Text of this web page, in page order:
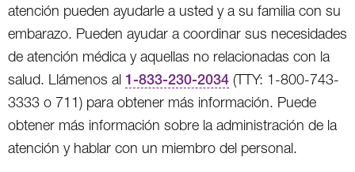
atención pueden ayudarle a usted y a su familia con su
embarazo. Pueden ayudar a coordinar sus necesidades
de atención médica y aquellas no relacionadas con la
salud. Llámenos al 1-833-230-2034 (TTY: 1-800-743-
3333 o 711) para obtener más información. Puede
obtener más información sobre la administración de la
atención y hablar con un miembro del personal.